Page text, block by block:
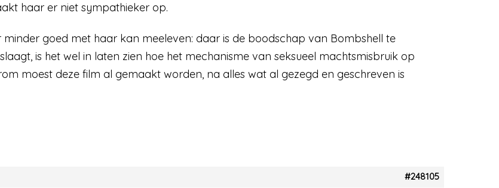
haar er niet sympathieker op.
goed met haar kan meeleven: daar is de boodschap van Bombshell te
is het wel in laten zien hoe het mechanisme van seksueel machtsmisbruik op
moest deze film al gemaakt worden, na alles wat al gezegd en geschreven is
#248105